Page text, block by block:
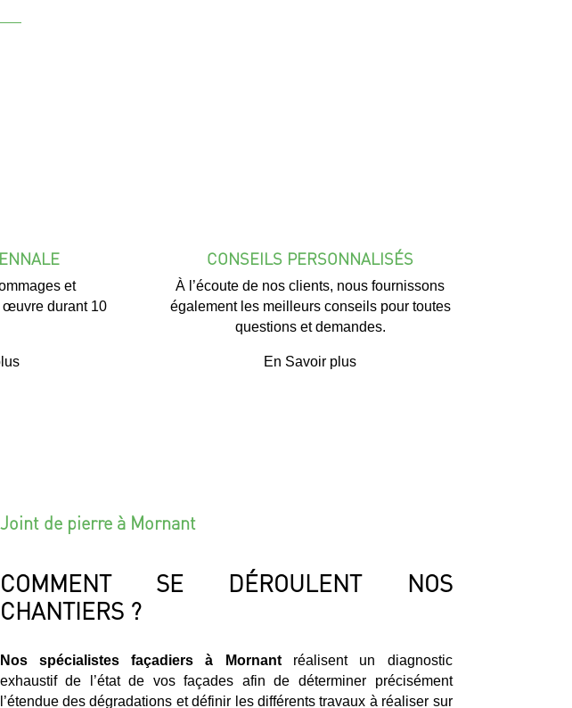
et
œuvre durant 10
CONSEILS PERSONNALISÉS
À l’écoute de nos clients, nous fournissons
également les meilleurs conseils pour toutes
questions et demandes.
En Savoir plus
Joint de pierre à Mornant
COMMENT SE DÉROULENT NOS
CHANTIERS ?
Nos spécialistes façadiers à Mornantréalisent un diagnostic
exhaustif de l’état de vos façades afin de déterminer précisément
l’étendue des dégradations et définir les différents travaux à réaliser sur